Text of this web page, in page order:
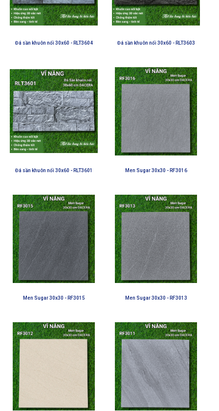
Đá sần khuôn nổi 30x60 - RLT3604 Đá sần khuôn nổi 30x60 - RLT3603
Đá sần khuôn nổi 30x60 - RLT3601 Men Sugar 30x30 - RF3016
Men Sugar 30x30 - RF3015 Men Sugar 30x30 - RF3013